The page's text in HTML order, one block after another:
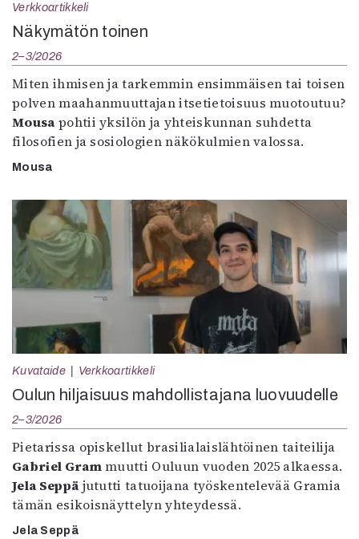
Verkkoartikkeli
Näkymätön toinen
2–3/2026
Miten ihmisen ja tarkemmin ensimmäisen tai toisen
polven maahanmuuttajan itsetietoisuus muotoutuu?
Mousa pohtii yksilön ja yhteiskunnan suhdetta
filosofien ja sosiologien näkökulmien valossa.
Mousa
Kuvataide Verkkoartikkeli
Oulun hiljaisuus mahdollistajana luovuudelle
2–3/2026
Pietarissa opiskellut brasilialaislähtöinen taiteilija
Gabriel Grammuutti Ouluun vuoden 2025 alkaessa.
Jela Seppä jututti tatuoijana työskentelevää Gramia
tämän esikoisnäyttelyn yhteydessä.
Jela Seppä